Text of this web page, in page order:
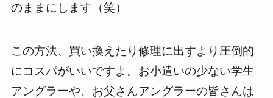
のままにします（笑）
この方法、買い換えたり修理に出すより圧倒的
にコスパがいいですよ。お小遣いの少ない学生
アングラーや、お父さんアングラーの皆さんは